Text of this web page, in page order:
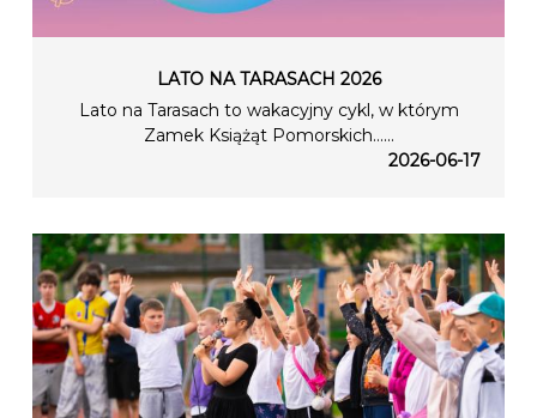
LATO NA TARASACH 2026
Lato na Tarasach to wakacyjny cykl, w którym
Zamek Książąt Pomorskich…...
2026-06-17